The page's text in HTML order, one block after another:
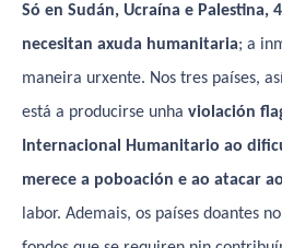
Só en Sudán, Ucraína e Palestina,
necesitan axuda humanitaria; a
maneira urxente. Nos tres países,
está a producirse unha violación
Internacional Humanitario ao
merece a poboación e ao atacar
labor. Ademais, os países doantes